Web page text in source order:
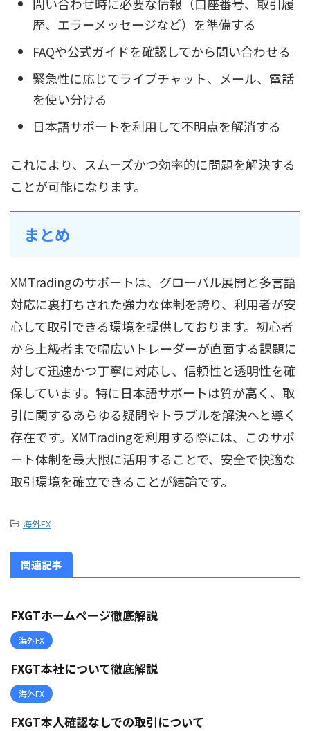
歴、エラーメッセージなど）を準備する
FAQや公式ガイドを確認してから問い合わせる
緊急性に応じてライブチャット、メール、電話
を使い分ける
日本語サポートを利用して不明点を解消する
これにより、スムーズかつ効率的に問題を解決する
ことが可能になります。
まとめ
XMTradingのサポートは、グローバル展開と多言語
対応に裏打ちされた強力な体制を誇り、利用者が安
心して取引できる環境を提供しております。初心者
から上級者まで幅広いトレーダーが直面する課題に
対して迅速かつ丁寧に対応し、信頼性と透明性を確
保しています。特に日本語サポートは質が高く、取
引に関するあらゆる疑問やトラブルを解決へと導く
存在です。XMTradingを利用する際には、このサポ
ート体制を最大限に活用することで、安全で快適な
取引環境を確立できることが結論です。
-海外FX
関連記事
FXGTホームページ徹底解説
海外FX
FXGT本社について徹底解説
海外FX
FXGT本人確認なしでの取引について